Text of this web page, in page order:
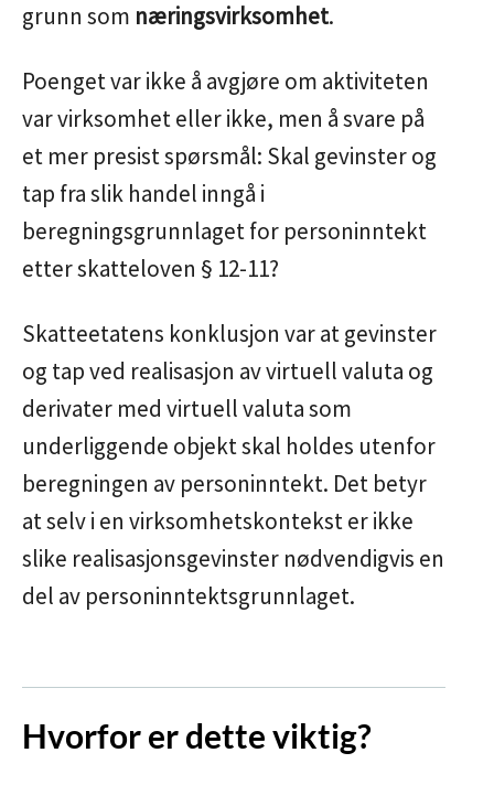
grunn som næringsvirksomhet.
Poenget var ikke å avgjøre om aktiviteten
var virksomhet eller ikke, men å svare på
et mer presist spørsmål: Skal gevinster og
tap fra slik handel inngå i
beregningsgrunnlaget for personinntekt
etter skatteloven § 12-11?
Skatteetatens konklusjon var at gevinster
og tap ved realisasjon av virtuell valuta og
derivater med virtuell valuta som
underliggende objekt skal holdes utenfor
beregningen av personinntekt. Det betyr
at selv i en virksomhetskontekst er ikke
slike realisasjonsgevinster nødvendigvis en
del av personinntektsgrunnlaget.
Hvorfor er dette viktig?